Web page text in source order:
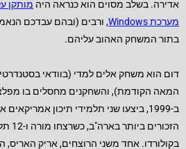
אדירה. בשלב מסוים הוא כנראה היה מותקן
מערכת Windows
, ורבים (ובהם עבדכם
בתור המשחק האהוב עליהם.
דום הוא משחק אלים למדי (בוודאי
המאה הקודמת), והשחקנים מחסלים בו
ב-1999, ביצעו שני תלמידי תיכון
בקולורדו. אחד משני הרוצחים, אריק האריס,